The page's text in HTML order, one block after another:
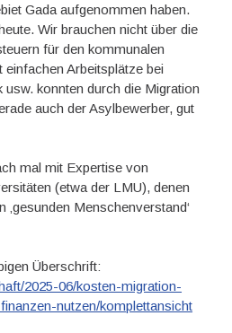
Gada aufgenommen haben.
Wir brauchen nicht über die
für den kommunalen
Arbeitsplätze bei
konnten durch die Migration
auch der Asylbewerber, gut
mal mit Expertise von
(etwa der LMU), denen
Menschenverstand‘
Überschrift:
2025-06/kosten-migration-
nutzen/komplettansicht